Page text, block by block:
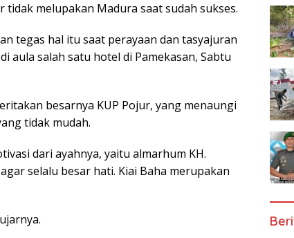
melupakan Madura saat sudah sukses.
tegas hal itu saat perayaan dan tasyajuran
aula salah satu hotel di Pamekasan, Sabtu
besarnya KUP Pojur, yang menaungi
tidak mudah.
dari ayahnya, yaitu almarhum KH.
selalu besar hati. Kiai Baha merupakan